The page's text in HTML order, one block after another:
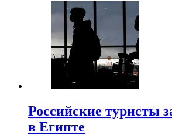
Российские туристы
в Египте